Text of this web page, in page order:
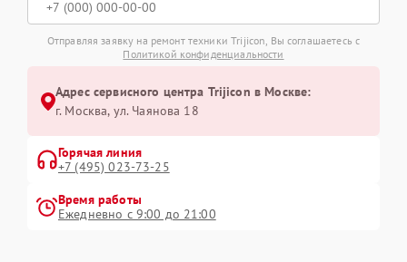
Отправляя заявку на ремонт техники Trijicon, Вы соглашаетесь с
Политикой конфиденциальности
Адрес сервисного центра Trijicon в Москве:
г. Москва, ул. Чаянова 18
Горячая линия
+7 (495) 023-73-25
Время работы
Ежедневно с 9:00 до 21:00